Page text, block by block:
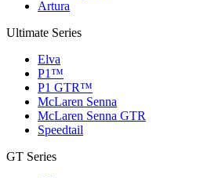
Artura
Ultimate Series
Elva
P1™
P1 GTR™
McLaren Senna
McLaren Senna GTR
Speedtail
GT Series